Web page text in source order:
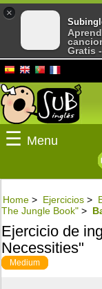
☰ Menu
Home > Ejercicios >
The Jungle Book" >
Ejercicio de
Necessities"
Medium
×
Gratis